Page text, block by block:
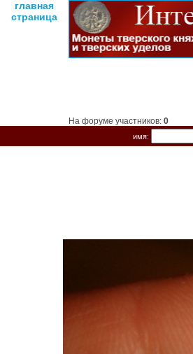
главная
страница
На форуме участников: 0
имя: